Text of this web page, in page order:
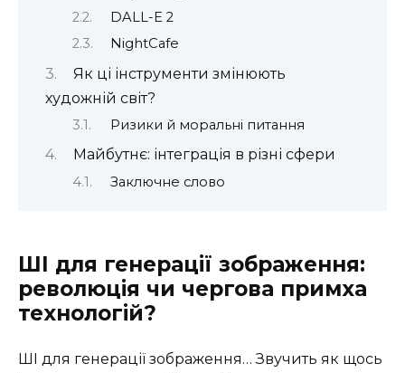
DALL-E 2
NightCafe
Як ці інструменти змінюють
художній світ?
Ризики й моральні питання
Майбутнє: інтеграція в різні сфери
Заключне слово
ШІ для генерації зображення:
революція чи чергова примха
технологій?
ШІ для генерації зображення… Звучить як щось